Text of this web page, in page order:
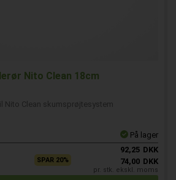
Nito Clean 18cm
Nito Clean skumsprøjtesystem
På lager
92,25 DKK
SPAR 20% 74,00 DKK
pr. stk. ekskl. moms